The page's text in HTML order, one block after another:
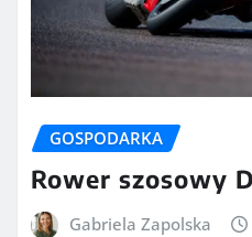
GOSPODARKA
Rower szosowy
Gabriela Zapolska